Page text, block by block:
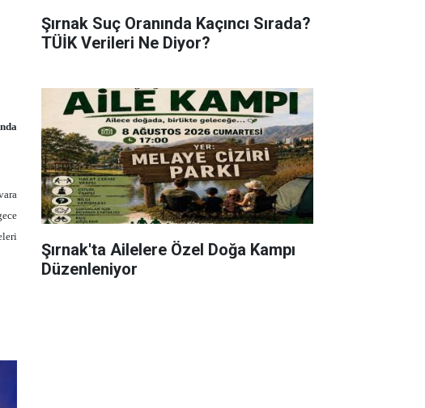
Şırnak Suç Oranında Kaçıncı Sırada?
TÜİK Verileri Ne Diyor?
Şırnak'ta Ailelere Özel Doğa Kampı
Düzenleniyor